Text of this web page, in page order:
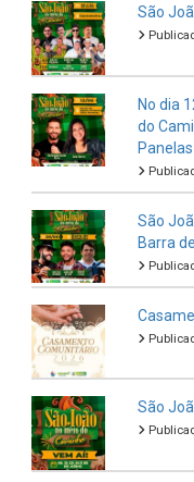
São
No dia
do
Panelas
São
Barra
São